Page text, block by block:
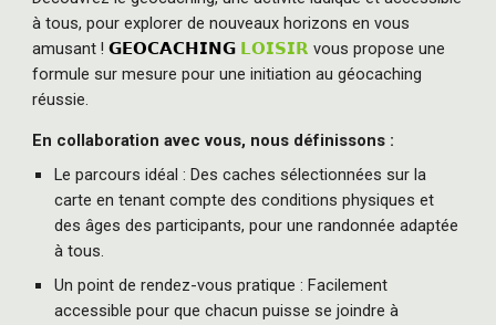
à tous, pour explorer de nouveaux horizons en vous
amusant !𝗚𝗘𝗢𝗖𝗔𝗖𝗛𝗜𝗡𝗚 𝗟𝗢𝗜𝗦𝗜𝗥 vous propose une
formule sur mesure pour une initiation au géocaching
réussie.
En collaboration avec vous, nous définissons :
Le parcours idéal : Des caches sélectionnées sur la
carte en tenant compte des conditions physiques et
des âges des participants, pour une randonnée adaptée
à tous.
Un point de rendez-vous pratique : Facilement
accessible pour que chacun puisse se joindre à